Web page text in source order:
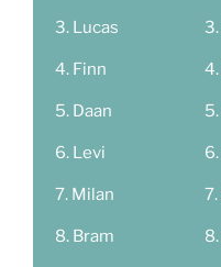
Lucas
Finn
Daan
Levi
Milan
Bram